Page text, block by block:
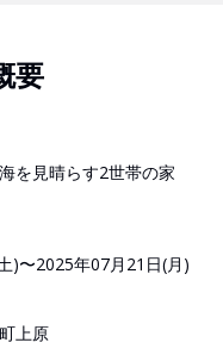
要
海を見晴らす2世帯の家
)〜2025年07月21日(月)
上原